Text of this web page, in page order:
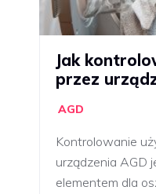
Jak
przez
AGD
Kontrolowanie
urządzenia AGD
elementem dla